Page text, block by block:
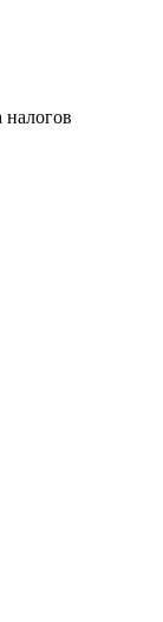
налогов